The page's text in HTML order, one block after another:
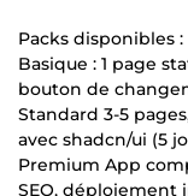
Packs disponibles :
Basique : 1 page
bouton de
Standard 3-5
avec shadcn/ui (5
Premium App
SEO, déploiement